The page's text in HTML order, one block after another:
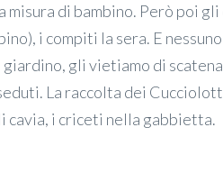
misura di bambino. Però poi
i compiti la sera. E
gli vietiamo di
La raccolta dei
cavia, i criceti nella gabbietta.